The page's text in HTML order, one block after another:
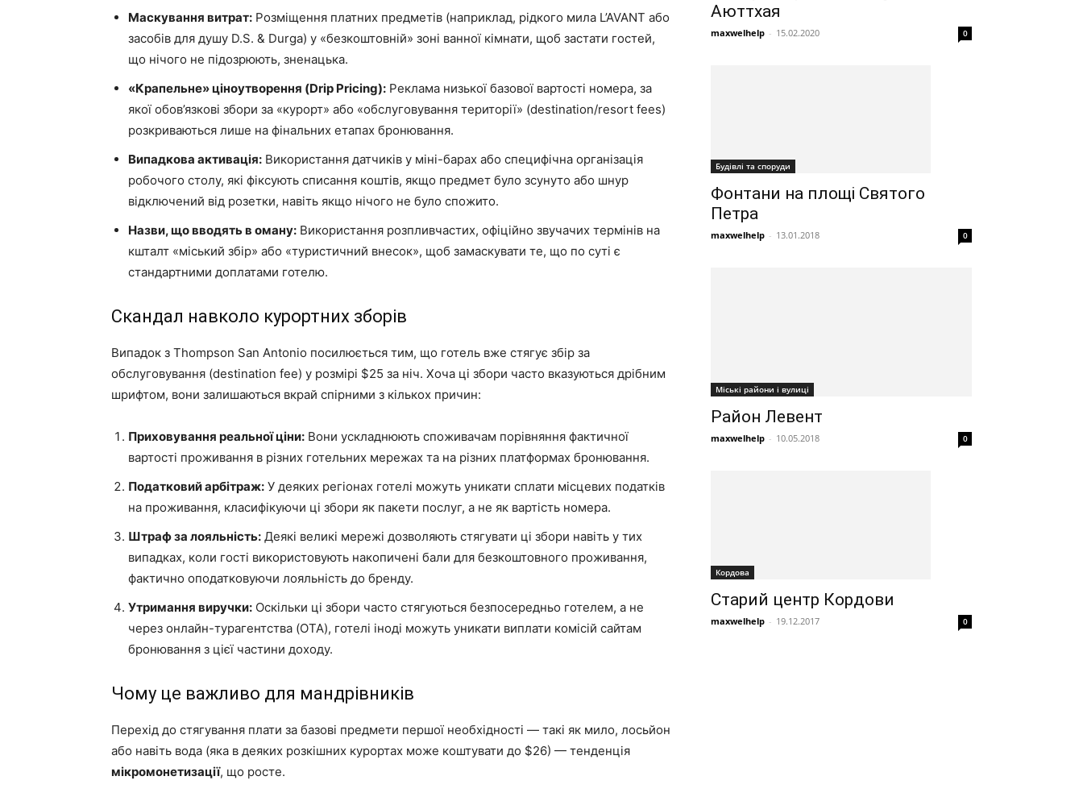
Маскування витрат: Розміщення платних предметів (наприклад, рідкого мила L’AVANT або
засобів для душу D.S. & Durga) у «безкоштовній» зоні ванної кімнати, щоб застати гостей,
що нічого не підозрюють, зненацька.
«Крапельне» ціноутворення (Drip Pricing): Реклама низької базової вартості номера, за
якої обов’язкові збори за «курорт» або «обслуговування території» (destination/resort fees)
розкриваються лише на фінальних етапах бронювання.
Випадкова активація: Використання датчиків у міні-барах або специфічна організація
робочого столу, які фіксують списання коштів, якщо предмет було зсунуто або шнур
відключений від розетки, навіть якщо нічого не було спожито.
Назви, що вводять в оману: Використання розпливчастих, офіційно звучачих термінів на
кшталт «міський збір» або «туристичний внесок», щоб замаскувати те, що по суті є
стандартними доплатами готелю.
Скандал навколо курортних зборів
Випадок з Thompson San Antonio посилюється тим, що готель вже стягує збір за
обслуговування (destination fee) у розмірі $25 за ніч. Хоча ці збори часто вказуються дрібним
шрифтом, вони залишаються вкрай спірними з кількох причин:
Приховування реальної ціни: Вони ускладнюють споживачам порівняння фактичної
вартості проживання в різних готельних мережах та на різних платформах бронювання.
Податковий арбітраж: У деяких регіонах готелі можуть уникати сплати місцевих податків
на проживання, класифікуючи ці збори як пакети послуг, а не як вартість номера.
Штраф за лояльність: Деякі великі мережі дозволяють стягувати ці збори навіть у тих
випадках, коли гості використовують накопичені бали для безкоштовного проживання,
фактично оподатковуючи лояльність до бренду.
Утримання виручки: Оскільки ці збори часто стягуються безпосередньо готелем, а не
через онлайн-турагентства (OTA), готелі іноді можуть уникати виплати комісій сайтам
бронювання з цієї частини доходу.
Чому це важливо для мандрівників
Перехід до стягування плати за базові предмети першої необхідності — такі як мило, лосьйон
або навіть вода (яка в деяких розкішних курортах може коштувати до $26) — тенденція
мікромонетизації, що росте.
Аюттхая
maxwelhelp - 15.02.2020 0
Будівлі та споруди
Фонтани на площі Святого
Петра
maxwelhelp - 13.01.2018 0
Міські райони і вулиці
Район Левент
maxwelhelp - 10.05.2018 0
Кордова
Старий центр Кордови
maxwelhelp - 19.12.2017 0